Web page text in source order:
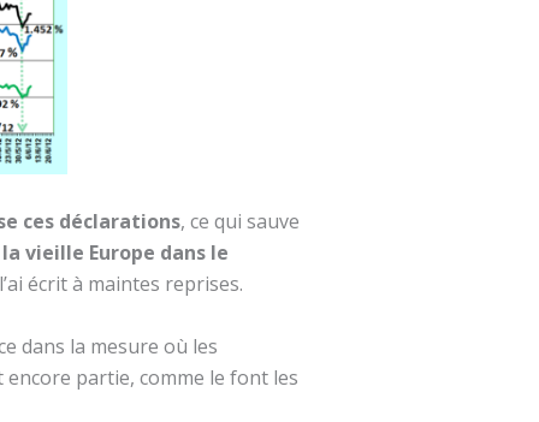
ces déclarations, ce qui sauve
vieille Europe dans le
écrit à maintes reprises.
dans la mesure où les
partie, comme le font les